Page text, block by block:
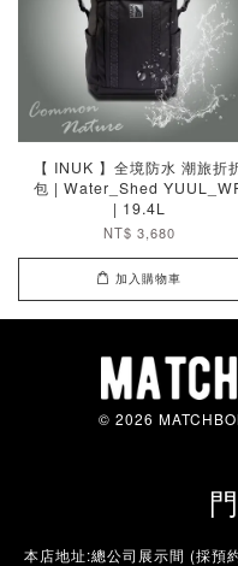
【 INUK 】全境防水 潮旅折
包 | Water_Shed
| 19.4L
NT$ 3,680
加入購物車
© 2026
本店地址:總公司展示間 (採預